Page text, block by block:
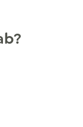
und Teams im